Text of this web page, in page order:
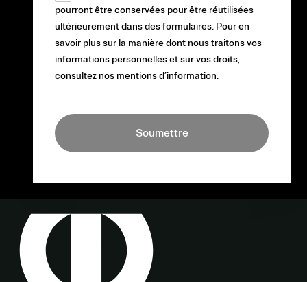
pourront être conservées pour être réutilisées
ultérieurement dans des formulaires. Pour en
savoir plus sur la manière dont nous traitons vos
informations personnelles et sur vos droits,
consultez nos mentions d’information.
Soumettre